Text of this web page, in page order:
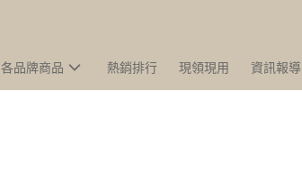
各品牌商品 熱銷排行 現領現用 資訊報導